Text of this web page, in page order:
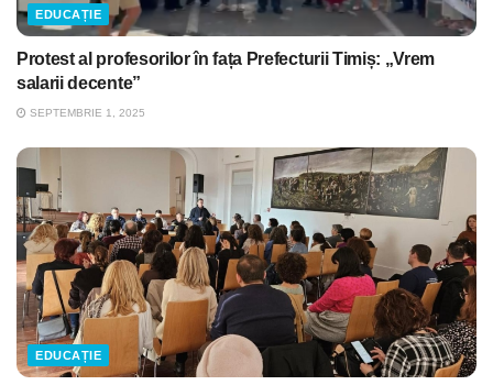
EDUCAȚIE
Protest al profesorilor în fața Prefecturii Timiș: „Vrem
salarii decente”
SEPTEMBRIE 1, 2025
EDUCAȚIE